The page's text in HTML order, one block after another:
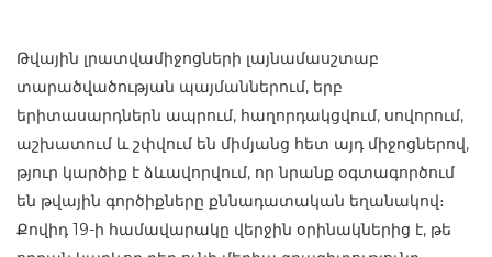
Թվային լրատվամիջոցների լայնամասշտաբ
տարածվածության պայմաններում, երբ
երիտասարդներն ապրում, հաղորդակցվում, սովորում,
աշխատում և շփվում են միմյանց հետ այդ միջոցներով,
թյուր կարծիք է ձևավորվում, որ նրանք օգտագործում
են թվային գործիքները քննադատական եղանակով։
Քովիդ 19-ի համավարակը վերջին օրինակներից է, թե